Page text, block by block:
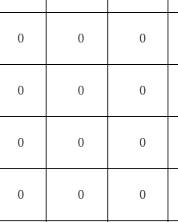
0 0 0
0 0 0
0 0 0
0 0 0